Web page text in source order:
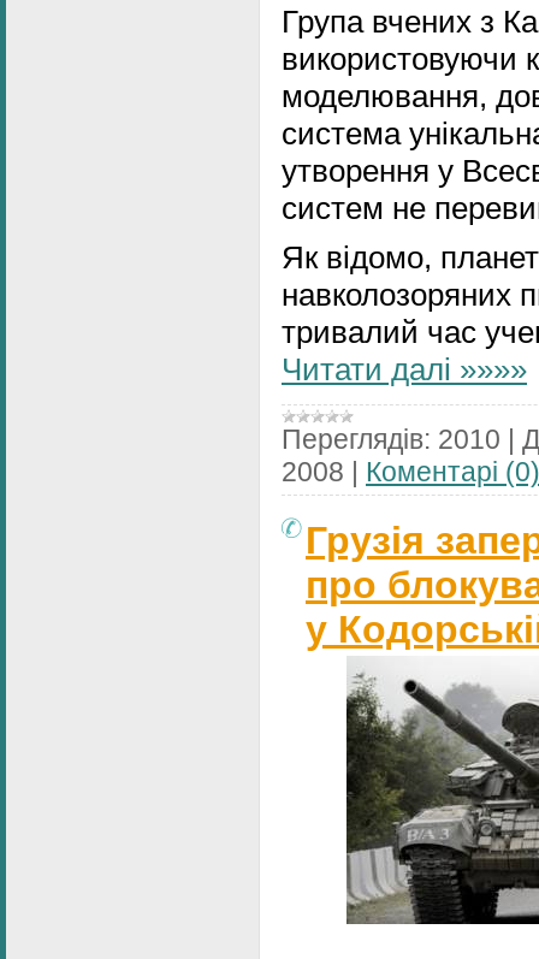
Група вчених з
використовуючи
моделювання,
система
утворення у
систем не
Як відомо,
навколозоряних
тривалий час
Читати далі »»»»
Переглядів: 2010 |
2008 | Коментарі (0)
Грузія
про
у